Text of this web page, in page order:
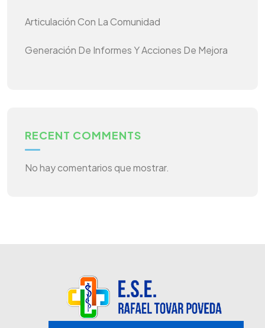
Articulación Con La Comunidad
Generación De Informes Y Acciones De Mejora
RECENT COMMENTS
No hay comentarios que mostrar.